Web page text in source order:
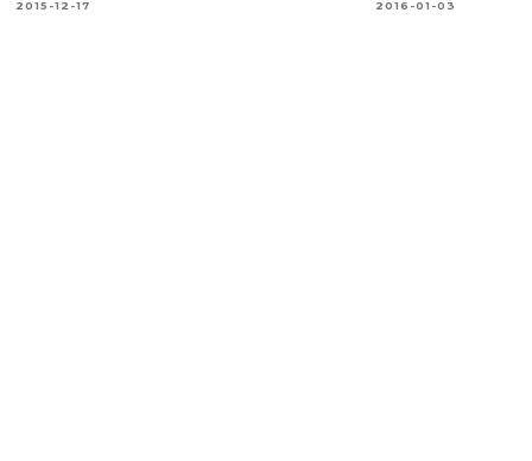
2016-01-03